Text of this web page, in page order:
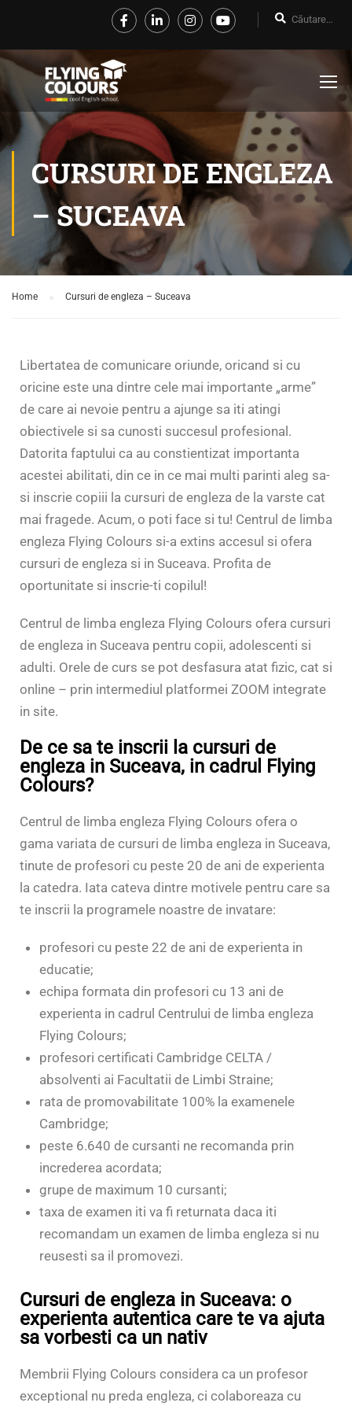
CURSURI DE ENGLEZA
– SUCEAVA
Home Cursuri de engleza – Suceava
Libertatea de comunicare oriunde, oricand si cu
oricine este una dintre cele mai importante „arme”
de care ai nevoie pentru a ajunge sa iti atingi
obiectivele si sa cunosti succesul profesional.
Datorita faptului ca au constientizat importanta
acestei abilitati, din ce in ce mai multi parinti aleg sa-
si inscrie copiii la cursuri de engleza de la varste cat
mai fragede. Acum, o poti face si tu! Centrul de limba
engleza Flying Colours si-a extins accesul si ofera
cursuri de engleza si in Suceava. Profita de
oportunitate si inscrie-ti copilul!
Centrul de limba engleza Flying Colours ofera cursuri
de engleza in Suceava pentru copii, adolescenti si
adulti. Orele de curs se pot desfasura atat fizic, cat si
online – prin intermediul platformei ZOOM integrate
in site.
De ce sa te inscrii la cursuri de
engleza in Suceava, in cadrul Flying
Colours?
Centrul de limba engleza Flying Colours ofera o
gama variata de cursuri de limba engleza in Suceava,
tinute de profesori cu peste 20 de ani de experienta
la catedra. Iata cateva dintre motivele pentru care sa
te inscrii la programele noastre de invatare:
profesori cu peste 22 de ani de experienta in
educatie;
echipa formata din profesori cu 13 ani de
experienta in cadrul Centrului de limba engleza
Flying Colours;
profesori certificati Cambridge CELTA /
absolventi ai Facultatii de Limbi Straine;
rata de promovabilitate 100% la examenele
Cambridge;
peste 6.640 de cursanti ne recomanda prin
increderea acordata;
grupe de maximum 10 cursanti;
taxa de examen iti va fi returnata daca iti
recomandam un examen de limba engleza si nu
reusesti sa il promovezi.
Cursuri de engleza in Suceava: o
experienta autentica care te va ajuta
sa vorbesti ca un nativ
Membrii Flying Colours considera ca un profesor
exceptional nu preda engleza, ci colaboreaza cu